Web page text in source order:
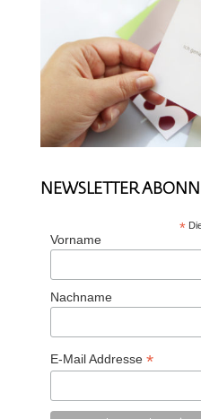
NEWSLETTER
*
Vorname
Nachname
E-Mail Addresse *